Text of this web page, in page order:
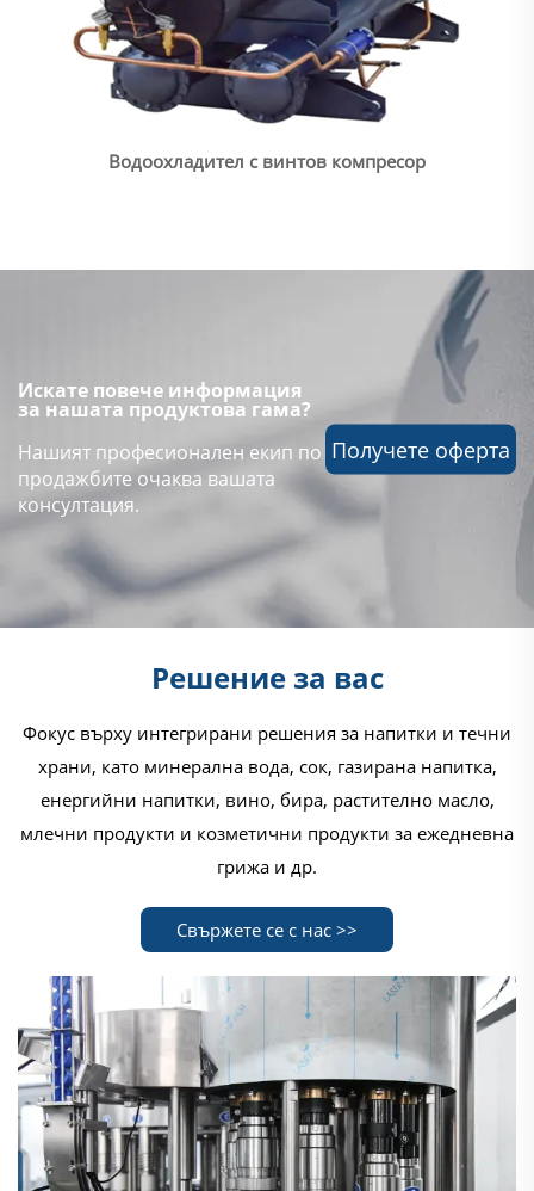
Водоохладител с винтов компресор
Искате повече информация
за нашата продуктова гама?
Нашият професионален екип по
продажбите очаква вашата
консултация.
Получете оферта
Решение за вас
Фокус върху интегрирани решения за напитки и течни
храни, като минерална вода, сок, газирана напитка,
енергийни напитки, вино, бира, растително масло,
млечни продукти и козметични продукти за ежедневна
грижа и др.
Свържете се с нас >>